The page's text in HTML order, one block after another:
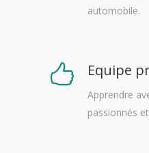
automobile.
Equipe
Apprendre
passionnés